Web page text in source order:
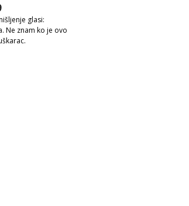
glasi:
Ne znam ko je ovo